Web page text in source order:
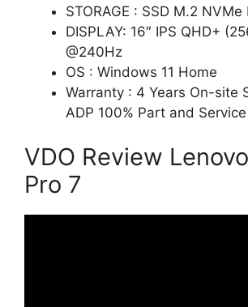
STORAGE : SSD M.2 NVMe
DISPLAY: 16″ IPS QHD+
@240Hz
OS : Windows 11 Home
Warranty : 4 Years On-site
ADP 100% Part and Service
VDO Review
Pro 7